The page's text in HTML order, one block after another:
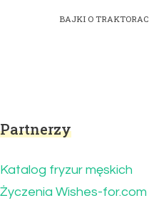
BAJKI O
Partnerzy
Katalog fryzur męskich
Życzenia Wishes-for.com